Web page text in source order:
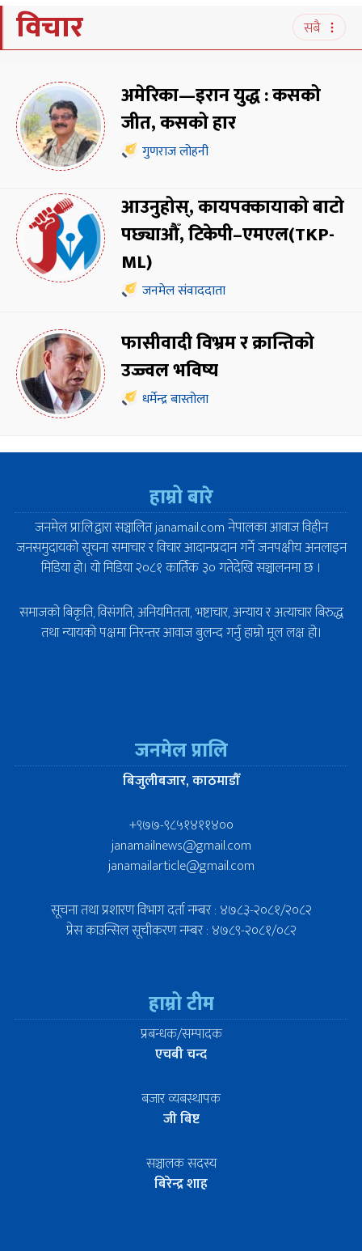
विचार सबै
अमेरिका—इरान युद्ध : कसको
जीत, कसको हार
गुणराज लोहनी
आउनुहोस्, कायपक्कायाको बाटो
पछ्याऔँ, टिकेपी–एमएल(TKP-
ML)
जनमेल संवाददाता
फासीवादी विभ्रम र क्रान्तिको
उज्ज्वल भविष्य
धर्मेन्द्र बास्तोला
हाम्रो बारे
जनमेल प्रा.लि.द्वारा सञ्चालित janamail.com नेपालका आवाज विहीन
जनसमुदायको सूचना समाचार र विचार आदानप्रदान गर्ने जनपक्षीय अनलाइन
मिडिया हो। यो मिडिया २०८१ कार्तिक ३० गतेदेखि सञ्चालनमा छ ।
समाजको बिकृति, विसंगति, अनियमितता, भष्टाचार, अन्याय र अत्याचार बिरुद्ध
तथा न्यायको पक्षमा निरन्तर आवाज बुलन्द गर्नु हाम्रो मूल लक्ष हो।
जनमेल प्रालि
बिजुलीबजार, काठमाडौँ
+९७७-९८५१४११४००
janamailnews@gmail.com
janamailarticle@gmail.com
सूचना तथा प्रशारण विभाग दर्ता नम्बर : ४७८३-२०८१/२०८२
प्रेस काउन्सिल सूचीकरण नम्बर : ४७८९-२०८१/०८२
हाम्रो टीम
प्रबन्धक/सम्पादक
एचबी चन्द
बजार व्यबस्थापक
जी बिष्ट
सञ्चालक सदस्य
बिरेन्द्र शाह